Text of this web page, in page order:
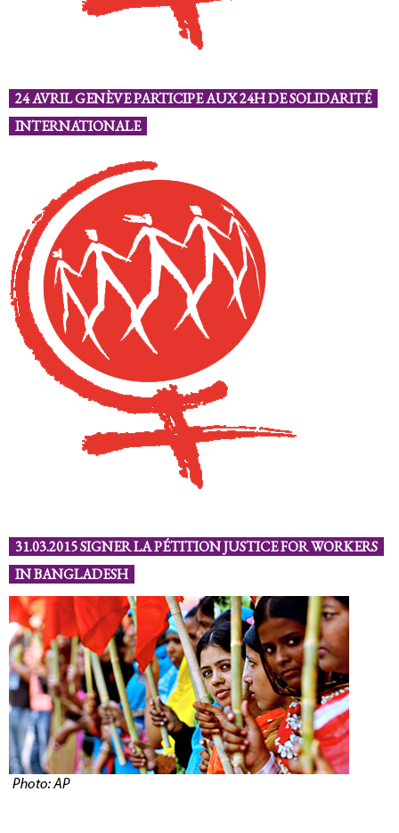
24 AVRIL GENÈVE PARTICIPE AUX 24H DE SOLIDARITÉ
INTERNATIONALE
31.03.2015 SIGNER LA PÉTITION JUSTICE FOR WORKERS
IN BANGLADESH